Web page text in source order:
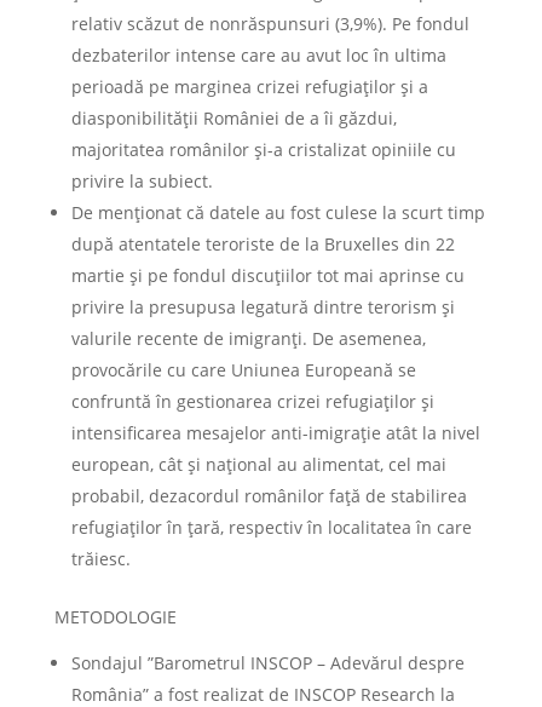
relativ scăzut de nonrăspunsuri (3,9%). Pe fondul
dezbaterilor intense care au avut loc în ultima
perioadă pe marginea crizei refugiaților și a
diasponibilității României de a îi găzdui,
majoritatea românilor și-a cristalizat opiniile cu
privire la subiect.
De menționat că datele au fost culese la scurt timp
după atentatele teroriste de la Bruxelles din 22
martie și pe fondul discuțiilor tot mai aprinse cu
privire la presupusa legatură dintre terorism și
valurile recente de imigranți. De asemenea,
provocările cu care Uniunea Europeană se
confruntă în gestionarea crizei refugiaților și
intensificarea mesajelor anti-imigrație atât la nivel
european, cât și național au alimentat, cel mai
probabil, dezacordul românilor față de stabilirea
refugiaților în țară, respectiv în localitatea în care
trăiesc.
METODOLOGIE
Sondajul ”Barometrul INSCOP – Adevărul despre
România” a fost realizat de INSCOP Research la